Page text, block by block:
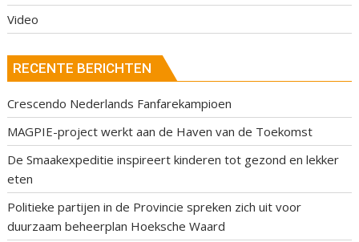
Video
RECENTE BERICHTEN
Crescendo Nederlands Fanfarekampioen
MAGPIE-project werkt aan de Haven van de Toekomst
De Smaakexpeditie inspireert kinderen tot gezond en lekker
eten
Politieke partijen in de Provincie spreken zich uit voor
duurzaam beheerplan Hoeksche Waard